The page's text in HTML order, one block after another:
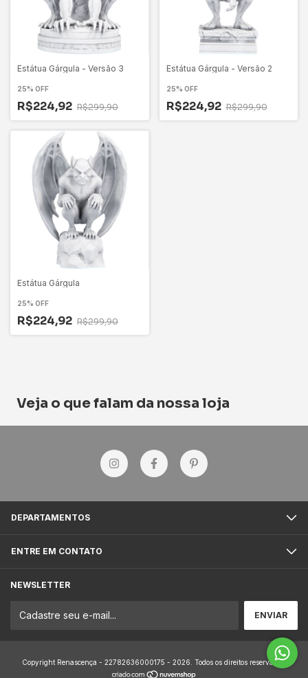
Estátua Gárgula - Versão 3
25% OFF
R$224,92 R$299,90
Estátua Gárgula - Versão 2
25% OFF
R$224,92 R$299,90
Estátua Gárgula
25% OFF
R$224,92 R$299,90
Veja o que falam da nossa loja
DEPARTAMENTOS
ENTRE EM CONTATO
NEWSLETTER
Copyright Renascença - 22782636000175 - 2026. Todos os direitos reservados.